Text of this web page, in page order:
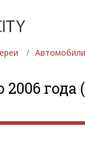
Автомобили
года